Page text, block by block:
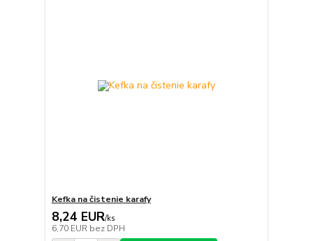
Kefka na čistenie karafy
8,24 EUR/ks
6,70 EUR bez DPH